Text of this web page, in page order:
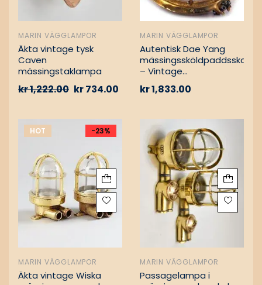
MARIN VÄGGLAMPOR
Äkta vintage tysk
Caven
mässingstaklampa
kr1,222.00 kr734.00
MARIN VÄGGLAMPOR
Autentisk Dae Yang
– Vintage
kr1,833.00
HOT -23%
MARIN VÄGGLAMPOR
Äkta vintage Wiska
MARIN VÄGGLAMPOR
Passagelampa i